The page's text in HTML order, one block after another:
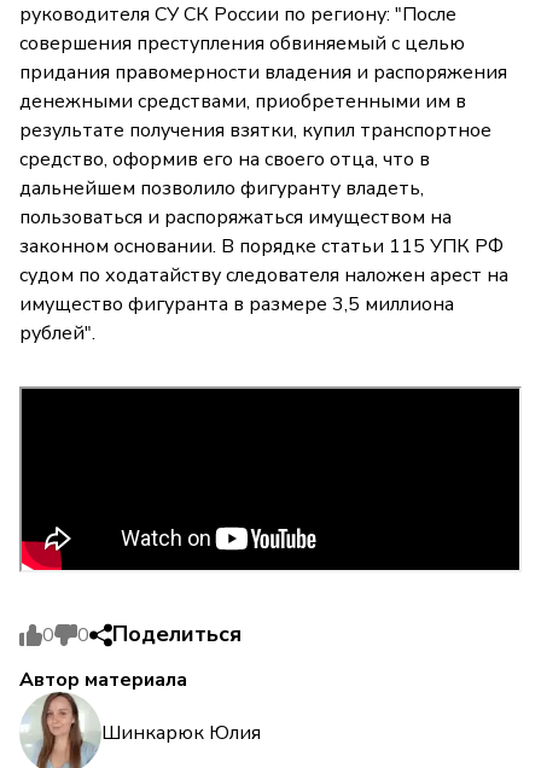
руководителя СУ СК России по региону: "После
совершения преступления обвиняемый с целью
придания правомерности владения и распоряжения
денежными средствами, приобретенными им в
результате получения взятки, купил транспортное
средство, оформив его на своего отца, что в
дальнейшем позволило фигуранту владеть,
пользоваться и распоряжаться имуществом на
законном основании. В порядке статьи 115 УПК РФ
судом по ходатайству следователя наложен арест на
имущество фигуранта в размере 3,5 миллиона
рублей".
0 0 Поделиться
Автор материала
Шинкарюк Юлия